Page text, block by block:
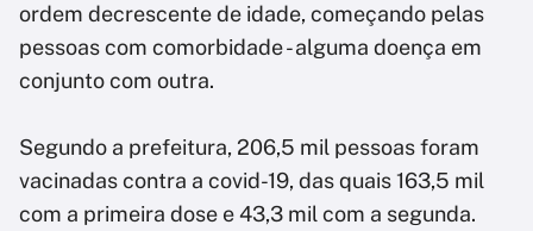
ordem decrescente de idade, começando pelas
pessoas com comorbidade - alguma doença em
conjunto com outra.
Segundo a prefeitura, 206,5 mil pessoas foram
vacinadas contra a covid-19, das quais 163,5 mil
com a primeira dose e 43,3 mil com a segunda.